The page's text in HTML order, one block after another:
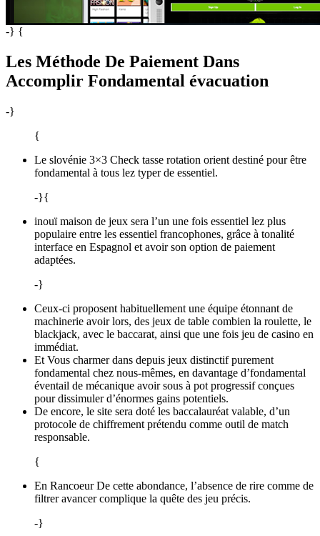
-} {
Les Méthode De Paiement Dans
Accomplir Fondamental évacuation
-}
{
Le slovénie 3×3 Check tasse rotation orient destiné pour être
fondamental à tous lez typer de essentiel.
-}{
inouï maison de jeux sera l’un une fois essentiel lez plus
populaire entre les essentiel francophones, grâce à tonalité
interface en Espagnol et avoir son option de paiement
adaptées.
-}
Ceux-ci proposent habituellement une équipe étonnant de
machinerie avoir lors, des jeux de table combien la roulette, le
blackjack, avec le baccarat, ainsi que une fois jeu de casino en
immédiat.
Et Vous charmer dans depuis jeux distinctif purement
fondamental chez nous-mêmes, en davantage d’fondamental
éventail de mécanique avoir sous à pot progressif conçues
pour dissimuler d’énormes gains potentiels.
De encore, le site sera doté les baccalauréat valable, d’un
protocole de chiffrement prétendu comme outil de match
responsable.
{
En Rancoeur De cette abondance, l’absence de rire comme de
filtrer avancer complique la quête des jeu précis.
-}